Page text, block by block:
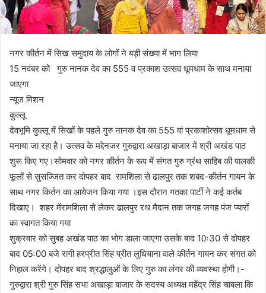
नगर कीर्तन में सिख समुदाय के लोगों ने बड़ी संख्या में भाग लिया
15 नवंबर को गुरु नानक देव का 555 व प्रकाश उत्सव धूमधाम के साथ मनाया
जाएगा
न्यूज मिशन
कुल्लू
देवभूमि कुल्लू में सिखों के पहले गुरु नानक देव का 555 वां प्रकाशोत्सव धूमधाम से
मनाया जा रहा है। उत्सव के मद्देनजर गुरुद्वारा अखाड़ा बाजार में श्री अखंड पाठ
शुरू किए गए।सोमवार को नगर कीर्तन के रूप में संगत गुरु ग्रंथ साहिब की पालकी
फूलों से सुसज्जित कर दोपहर बाद रामशिला से ढालपुर तक शबद-कीर्तन गायन के
साथ नगर किर्तन का आयेजन किया गया ।इस दौरान गतका पार्टी ने कई कर्तब
दिखाए। शहर मेंरामशिला से लेकर ढालपुर रथ मैदान तक जगह जगह पंज प्यारों
का स्वागत किया गया
शुक्रवार को सुबह अखंड पाठ का भोग डाला जाएगा उसके बाद 10ः30 से दोपहर
बाद 05ः00 बजे रागी हरप्रीत सिंह प्रीत लुधियाना वाले कीर्तन गायन कर संगत को
निहाल करेंगे। दोपहर बाद श्रद्धालुओं के लिए गुरु का लंगर की व्यवस्था होगी।-
गुरुद्वारा श्री गुरु सिंह सभा अखाड़ा बाजार के सदस्य अध्यक्ष महेंद्र सिंह चाबला कि